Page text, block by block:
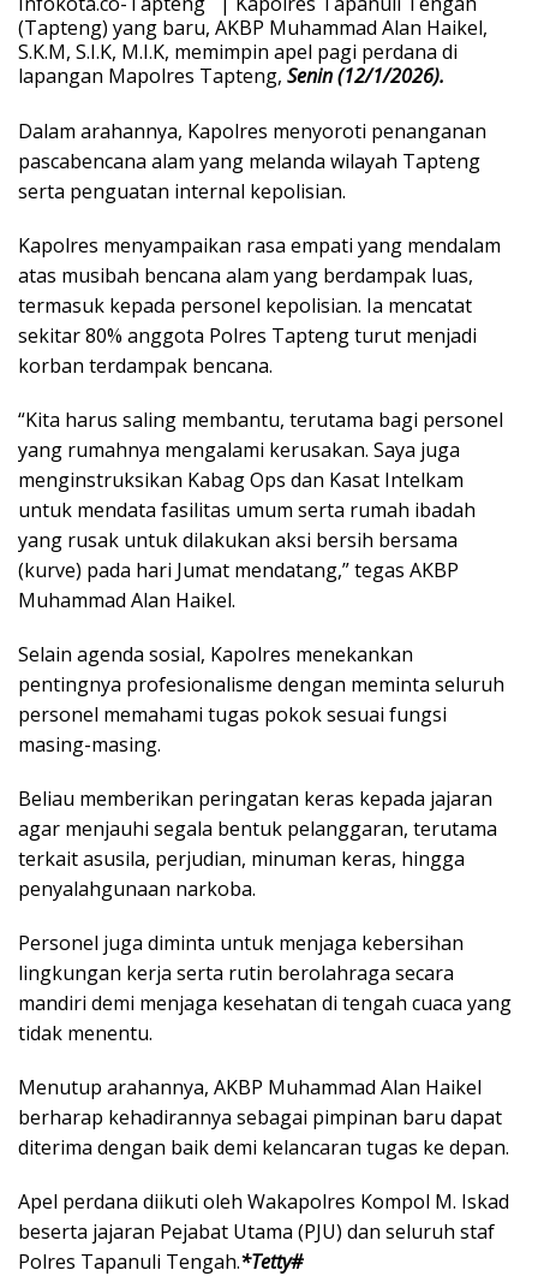
(Tapteng) yang baru, AKBP Muhammad Alan Haikel,
S.K.M, S.I.K, M.I.K, memimpin apel pagi perdana di
lapangan Mapolres Tapteng, Senin (12/1/2026).
Dalam arahannya, Kapolres menyoroti penanganan
pascabencana alam yang melanda wilayah Tapteng
serta penguatan internal kepolisian.
Kapolres menyampaikan rasa empati yang mendalam
atas musibah bencana alam yang berdampak luas,
termasuk kepada personel kepolisian. Ia mencatat
sekitar 80% anggota Polres Tapteng turut menjadi
korban terdampak bencana.
“Kita harus saling membantu, terutama bagi personel
yang rumahnya mengalami kerusakan. Saya juga
menginstruksikan Kabag Ops dan Kasat Intelkam
untuk mendata fasilitas umum serta rumah ibadah
yang rusak untuk dilakukan aksi bersih bersama
(kurve) pada hari Jumat mendatang,” tegas AKBP
Muhammad Alan Haikel.
Selain agenda sosial, Kapolres menekankan
pentingnya profesionalisme dengan meminta seluruh
personel memahami tugas pokok sesuai fungsi
masing-masing.
Beliau memberikan peringatan keras kepada jajaran
agar menjauhi segala bentuk pelanggaran, terutama
terkait asusila, perjudian, minuman keras, hingga
penyalahgunaan narkoba.
Personel juga diminta untuk menjaga kebersihan
lingkungan kerja serta rutin berolahraga secara
mandiri demi menjaga kesehatan di tengah cuaca yang
tidak menentu.
Menutup arahannya, AKBP Muhammad Alan Haikel
berharap kehadirannya sebagai pimpinan baru dapat
diterima dengan baik demi kelancaran tugas ke depan.
Apel perdana diikuti oleh Wakapolres Kompol M. Iskad
beserta jajaran Pejabat Utama (PJU) dan seluruh staf
Polres Tapanuli Tengah.*Tetty#